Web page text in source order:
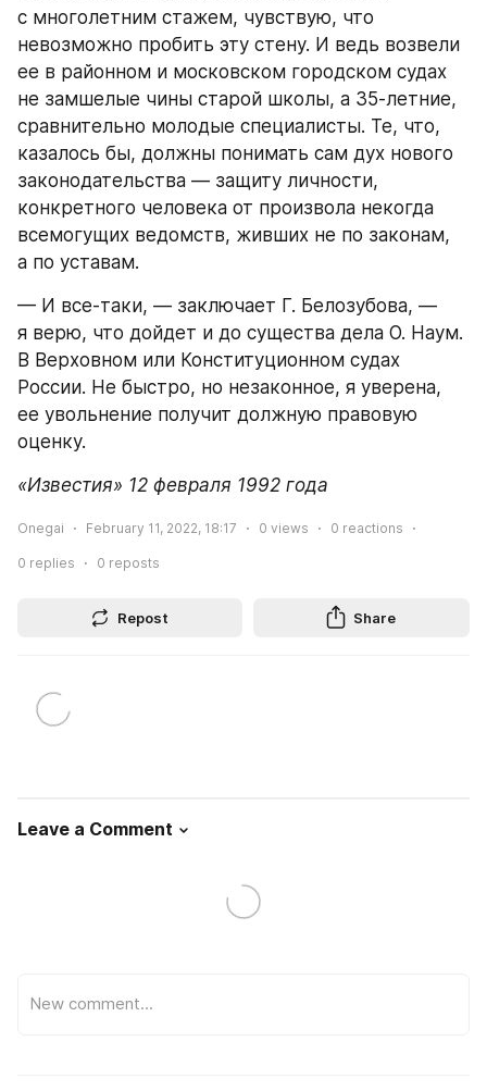
с многолетним стажем, чувствую, что
невозможно пробить эту стену. И ведь возвели
ее в районном и московском городском судах
не замшелые чины старой школы, а 35-летние,
сравнительно молодые специалисты. Те, что,
казалось бы, должны понимать сам дух нового
законодательства — защиту личности,
конкретного человека от произвола некогда
всемогущих ведомств, живших не по законам,
а по уставам.
— И все-таки, — заключает Г. Белозубова, —
я верю, что дойдет и до существа дела О. Наум.
В Верховном или Конституционном судах
России. Не быстро, но незаконное, я уверена,
ее увольнение получит должную правовую
оценку.
«Известия» 12 февраля 1992 года
Onegai February 11, 2022, 18:17 0 views 0 reactions
0 replies 0 reposts
Repost Share
Leave a Comment